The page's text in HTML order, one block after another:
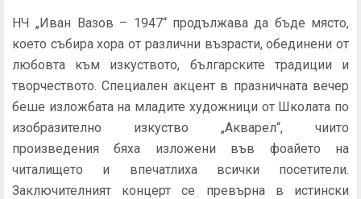
НЧ „Иван Вазов – 1947“ продължава да бъде място,
което събира хора от различни възрасти, обединени от
любовта към изкуството, българските традиции и
творчеството. Специален акцент в празничната вечер
беше изложбата на младите художници от Школата по
изобразително изкуство „Акварел“, чиито
произведения бяха изложени във фоайето на
читалището и впечатлиха всички посетители.
Заключителният концерт се превърна в истински